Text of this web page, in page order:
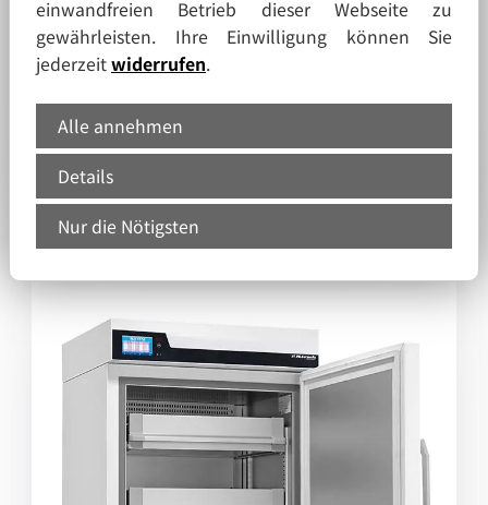
Kühlinhalt: 700 Liter, Außenmaße: 77 x 97 x
195,5 cm B x T x H für ca. 5 x 92 = 460
Datenblatt Produktdetails
FROSTER-BL-330 Ultimate
einwandfreien Betrieb dieser Webseite zu
gewährleisten. Ihre Einwilligung können Sie
jederzeitwiderrufen.
Alle annehmen
Details
Nur die Nötigsten